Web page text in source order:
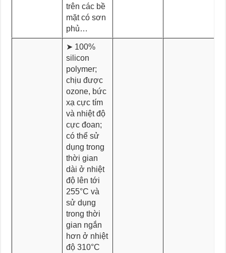
trên các bề
mặt có sơn
phủ…
➤ 100%
silicon
polymer;
chịu được
ozone, bức
xạ cực tím
và nhiệt độ
cực đoan;
có thể sử
dụng trong
thời gian
dài ở nhiệt
độ lên tới
255°C và
sử dụng
trong thời
gian ngắn
hơn ở nhiệt
độ 310°C